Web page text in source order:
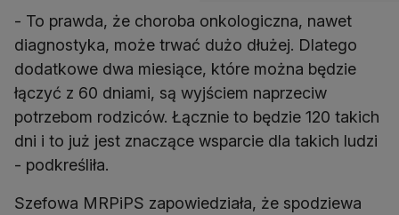
- To prawda, że choroba onkologiczna, nawet
diagnostyka, może trwać dużo dłużej. Dlatego
dodatkowe dwa miesiące, które można będzie
łączyć z 60 dniami, są wyjściem naprzeciw
potrzebom rodziców. Łącznie to będzie 120 takich
dni i to już jest znaczące wsparcie dla takich ludzi
- podkreśliła.
Szefowa MRPiPS zapowiedziała, że spodziewa